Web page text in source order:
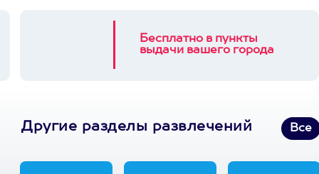
Бесплатно в пункты
выдачи вашего города
Другие разделы развлечений Все